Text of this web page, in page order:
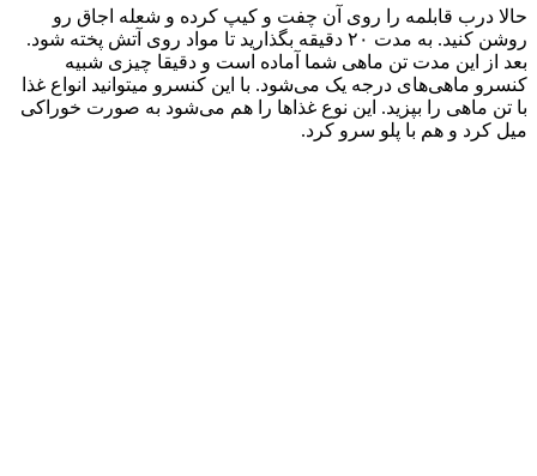
حالا درب قابلمه را روی آن چفت و کیپ کرده و شعله اجاق رو
روشن کنید. به مدت ۲۰ دقیقه بگذارید تا مواد روی آتش پخته شود.
بعد از این مدت تن ماهی شما آماده است و دقیقا چیزی شبیه
کنسرو ماهی‌های درجه یک می‌شود. با این کنسرو می‎توانید انواع غذا
با تن ماهی را بپزید. این نوع غذا‌ها را هم می‌شود به صورت خوراکی
میل کرد و هم با پلو سرو کرد.